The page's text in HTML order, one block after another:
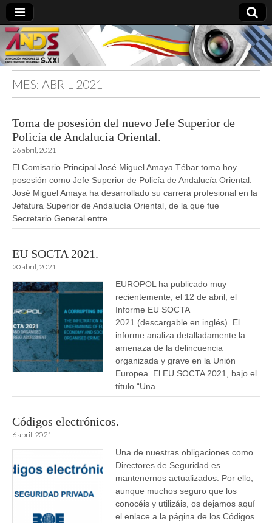
MES: ABRIL 2021
Toma de posesión del nuevo Jefe Superior de
Policía de Andalucía Oriental.
26 abril, 2021
El Comisario Principal José Miguel Amaya Tébar toma hoy
posesión como Jefe Superior de Policía de Andalucía Oriental.
José Miguel Amaya ha desarrollado su carrera profesional en la
Jefatura Superior de Andalucía Oriental, de la que fue
Secretario General entre…
EU SOCTA 2021.
20 abril, 2021
EUROPOL ha publicado muy
recientemente, el 12 de abril, el
Informe EU SOCTA
2021 (descargable en inglés). El
informe analiza detalladamente la
amenaza de la delincuencia
organizada y grave en la Unión
Europea. El EU SOCTA 2021, bajo el
título “Una…
Códigos electrónicos.
6 abril, 2021
Una de nuestras obligaciones como
Directores de Seguridad es
mantenernos actualizados. Por ello,
aunque muchos seguro que los
conocéis y utilizáis, os dejamos aquí
el enlace a la página de los Códigos